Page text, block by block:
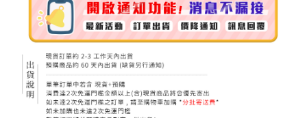
全家取貨付款
每筆NT$80，滿NT$999(含以上)免運費
每筆NT$80，滿NT$999(含以上)免運費
7-11取貨付款
每筆NT$80，滿NT$999(含以上)免運費